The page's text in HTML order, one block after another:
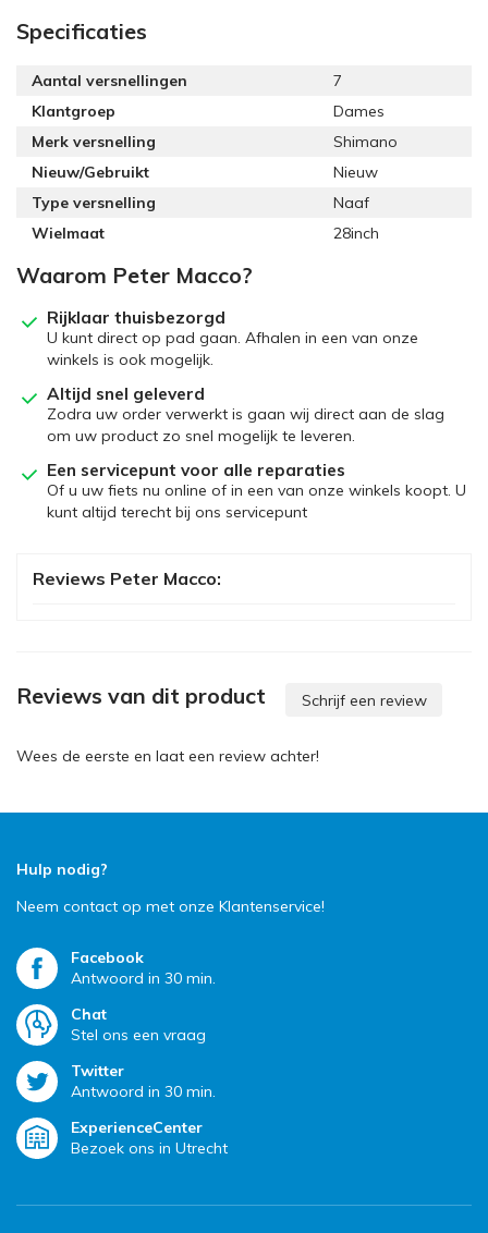
Specificaties
Aantal versnellingen
7
Klantgroep
Dames
Merk versnelling
Shimano
Nieuw/Gebruikt
Nieuw
Type versnelling
Naaf
Wielmaat
28inch
Waarom Peter Macco?
Rijklaar thuisbezorgd
U kunt direct op pad gaan. Afhalen in een van onze
winkels is ook mogelijk.
Altijd snel geleverd
Zodra uw order verwerkt is gaan wij direct aan de slag
om uw product zo snel mogelijk te leveren.
Een servicepunt voor alle reparaties
Of u uw fiets nu online of in een van onze winkels koopt. U
kunt altijd terecht bij ons servicepunt
Reviews Peter Macco:
Reviews van dit product Schrijf een review
Wees de eerste en laat een review achter!
Hulp nodig?
Neem contact op met onze Klantenservice!
Facebook
Antwoord in 30 min.
Chat
Stel ons een vraag
Twitter
Antwoord in 30 min.
ExperienceCenter
Bezoek ons in Utrecht